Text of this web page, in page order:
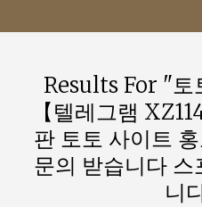
Results For "토
【텔레그램
판 토토 사이트
문의 받습니다
니